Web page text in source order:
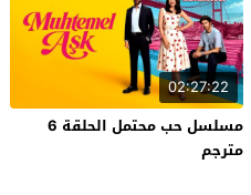
02:27:22
مسلسل حب محتمل الحلقة 6
مترجم